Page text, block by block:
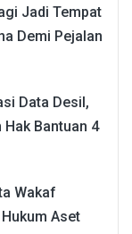
Jadi Tempat
Demi Pejalan
Data Desil,
Bantuan 4
Wakaf
Aset